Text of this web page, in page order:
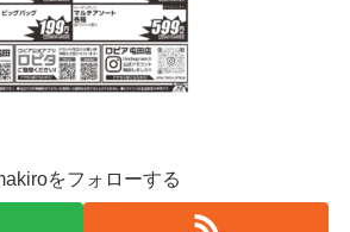
をフォローする